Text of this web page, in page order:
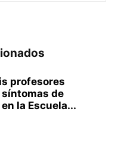
profesores
de
la Escuela...